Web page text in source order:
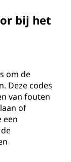
bij het
om de
Deze codes
van fouten
of
een